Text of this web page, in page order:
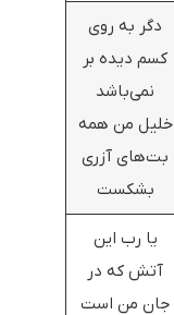
دگر به روی
کسم دیده بر
نمی‌باشد
خلیل من همه
بت‌های آزری
بشکست
یا رب این
آتش که در
جان من است